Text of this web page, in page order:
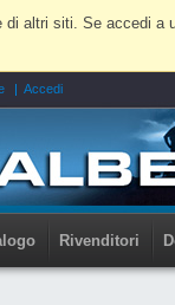
altri siti. Se accedi a
Accedi
Rivenditori